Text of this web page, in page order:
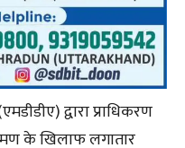
द्वारा प्राधिकरण
के खिलाफ लगातार